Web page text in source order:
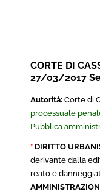
CORTE DI
27/03/2017
Autorità: Corte di
processuale
Pubblica
* DIRITTO
derivante dalla
reato e